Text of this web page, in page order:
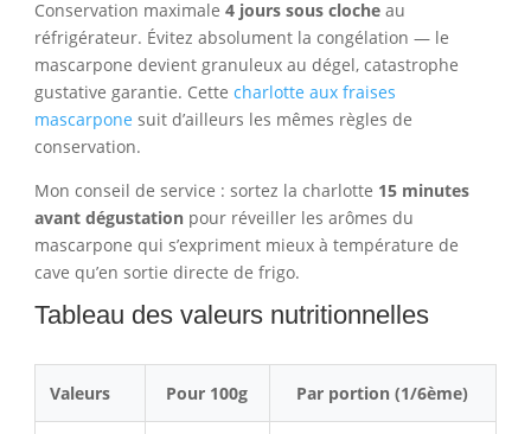
Conservation maximale 4 jours sous clocheau
réfrigérateur. Évitez absolument la congélation — le
mascarpone devient granuleux au dégel, catastrophe
gustative garantie. Cette charlotte aux fraises
mascarpone suit d’ailleurs les mêmes règles de
conservation.
Mon conseil de service : sortez la charlotte 15 minutes
avant dégustationpour réveiller les arômes du
mascarpone qui s’expriment mieux à température de
cave qu’en sortie directe de frigo.
Tableau des valeurs nutritionnelles
Valeurs Pour 100g Par portion (1/6ème)